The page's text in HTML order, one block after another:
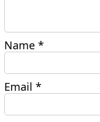
Name*
Email*